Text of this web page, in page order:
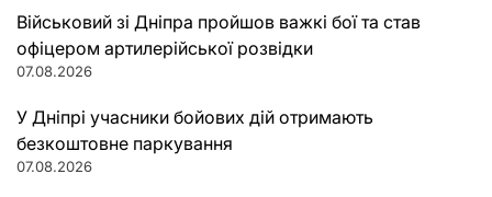
Військовий зі Дніпра пройшов важкі бої та став
офіцером артилерійської розвідки
07.08.2026
У Дніпрі учасники бойових дій отримають
безкоштовне паркування
07.08.2026